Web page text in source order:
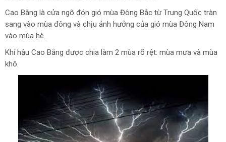
Cao Bằng là cửa ngõ đón gió mùa Đông Bắc từ Trung Quốc tràn
sang vào mùa đông và chịu ảnh hưởng của gió mùa Đông Nam
vào mùa hè.
Khí hậu Cao Bằng được chia làm 2 mùa rõ rệt: mùa mưa và mùa
khô.